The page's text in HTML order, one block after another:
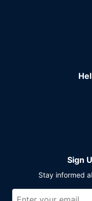
Sign
Stay informed